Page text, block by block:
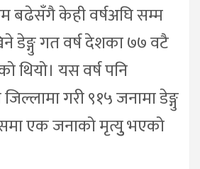
बढेसँगै केही वर्षअघि सम्म
डेङ्गु गत वर्ष देशका ७७ वटै
थियो। यस वर्ष पनि
गरी ९१५ जनामा डेङ्गु
एक जनाको मृत्युु भएको